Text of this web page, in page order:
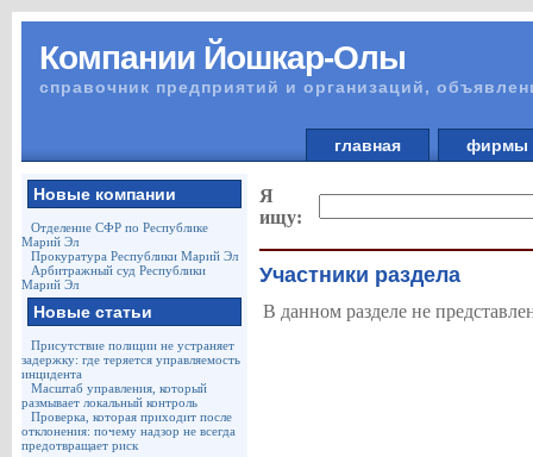
Компании Йошкар-Олы
справочник предприятий и организаций,
главная
Новые компании
Отделение СФР по Республике
Марий Эл
Прокуратура Республики Марий Эл
Арбитражный суд Республики
Марий Эл
Новые статьи
Присутствие полиции не устраняет
задержку: где теряется управляемость
инцидента
Масштаб управления, который
размывает локальный контроль
Проверка, которая приходит после
отклонения: почему надзор не всегда
предотвращает риск
Я
ищу:
Участники раздела
В данном разделе не